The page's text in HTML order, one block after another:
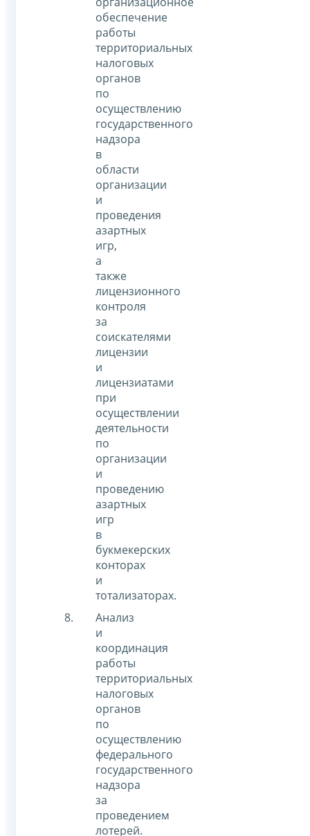
обеспечение
работы
территориальных
налоговых
органов
по
осуществлению
государственного
надзора
в
области
организации
и
проведения
азартных
игр,
а
также
лицензионного
контроля
за
соискателями
лицензии
и
лицензиатами
при
осуществлении
деятельности
по
организации
и
проведению
азартных
игр
в
букмекерских
конторах
и
тотализаторах.
Анализ
и
координация
работы
территориальных
налоговых
органов
по
осуществлению
федерального
государственного
надзора
за
проведением
лотерей.